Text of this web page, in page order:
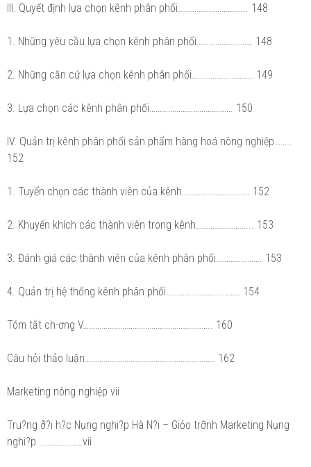
III. Quyết định lựa chọn kênh phân phối…………………………... 148
1. Những yêu cầu lựa chọn kênh phân phối……………………… 148
2. Những căn cứ lựa chọn kênh phân phối……………………….. 149
3. Lựa chọn các kênh phân phối…………………………………. 150
IV. Quản trị kênh phân phối sản phẩm hàng hoá nông nghiệp……..
152
1. Tuyển chọn các thành viên của kênh………………………….. 152
2. Khuyến khích các thành viên trong kênh……………………... 153
3. Đánh giá các thành viên của kênh phân phối…………………. 153
4. Quản trị hệ thống kênh phân phối…………………………….. 154
Tóm tắt ch-ơng V…………………………………………………….. 160
Câu hỏi thảo luận…………………………………………………….. 162
Marketing nông nghiệp vii
Tru?ng ð?i h?c Nụng nghi?p Hà N?i – Giỏo trỡnh Marketing Nụng
nghi?p …………………vii